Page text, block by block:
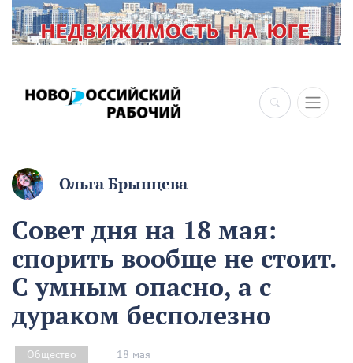
×
Ольга Брынцева
Совет дня на 18 мая:
спорить вообще не стоит.
С умным опасно, а с
дураком бесполезно
Общество 18 мая